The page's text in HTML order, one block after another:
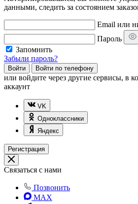
данными, следить за состоянием
Email или
Пароль
Запомнить
Забыли пароль?
Войти Войти по телефону
или войдите через другие сервисы, в
аккаунт
VK
Одноклассники
Яндекс
Регистрация
Связаться с нами
Позвонить
MAX